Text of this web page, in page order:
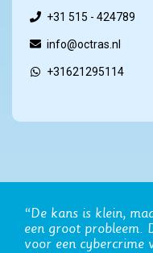
+31 515 - 424789
info@octras.nl
+31621295114
“Onze zakelijke
Octras. De
abonnementsvorm